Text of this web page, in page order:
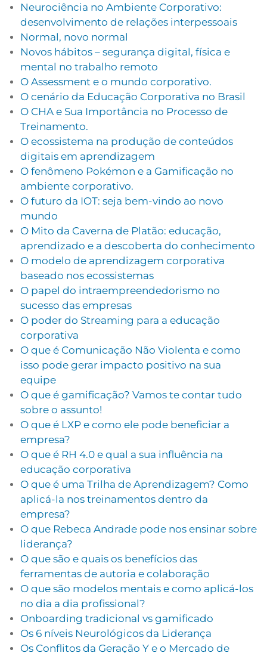
Neurociência no Ambiente Corporativo:
desenvolvimento de relações interpessoais
Normal, novo normal
Novos hábitos – segurança digital, física e
mental no trabalho remoto
O Assessment e o mundo corporativo.
O cenário da Educação Corporativa no Brasil
O CHA e Sua Importância no Processo de
Treinamento.
O ecossistema na produção de conteúdos
digitais em aprendizagem
O fenômeno Pokémon e a Gamificação no
ambiente corporativo.
O futuro da IOT: seja bem-vindo ao novo
mundo
O Mito da Caverna de Platão: educação,
aprendizado e a descoberta do conhecimento
O modelo de aprendizagem corporativa
baseado nos ecossistemas
O papel do intraempreendedorismo no
sucesso das empresas
O poder do Streaming para a educação
corporativa
O que é Comunicação Não Violenta e como
isso pode gerar impacto positivo na sua
equipe
O que é gamificação? Vamos te contar tudo
sobre o assunto!
O que é LXP e como ele pode beneficiar a
empresa?
O que é RH 4.0 e qual a sua influência na
educação corporativa
O que é uma Trilha de Aprendizagem? Como
aplicá-la nos treinamentos dentro da
empresa?
O que Rebeca Andrade pode nos ensinar sobre
liderança?
O que são e quais os benefícios das
ferramentas de autoria e colaboração
O que são modelos mentais e como aplicá-los
no dia a dia profissional?
Onboarding tradicional vs gamificado
Os 6 níveis Neurológicos da Liderança
Os Conflitos da Geração Y e o Mercado de